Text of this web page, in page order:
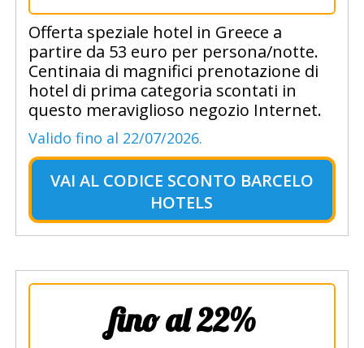
Offerta speziale hotel in Greece a
partire da 53 euro per persona/notte.
Centinaia di magnifici prenotazione di
hotel di prima categoria scontati in
questo meraviglioso negozio Internet.
Valido fino al 22/07/2026.
VAI AL CODICE SCONTO BARCELO
HOTELS
fino al 22%